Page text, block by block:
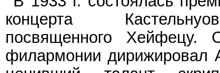
концерта
посвященного Хейфецу.
филармонии дирижировал